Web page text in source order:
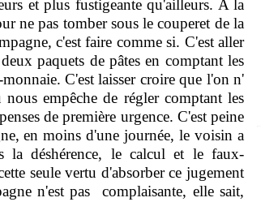
et plus fustigeante qu'ailleurs. A la
ne pas tomber sous le couperet de la
c'est faire comme si. C'est aller
paquets de pâtes en comptant les
C'est laisser croire que l'on n'
empêche de régler comptant les
de première urgence. C'est peine
en moins d'une journée, le voisin a
la déshérence, le calcul et le faux-
seule vertu d'absorber ce jugement
n'est pas complaisante, elle sait,